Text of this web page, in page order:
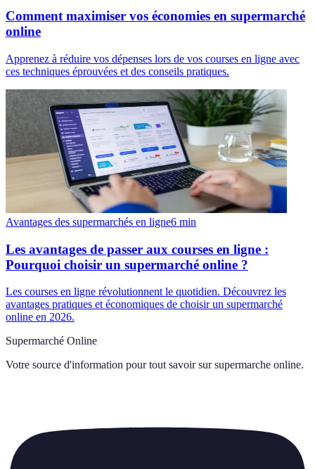
Comment maximiser vos économies en supermarché
online
Apprenez à réduire vos dépenses lors de vos courses en ligne avec
ces techniques éprouvées et des conseils pratiques.
Avantages des supermarchés en ligne6 min
Les avantages de passer aux courses en ligne :
Pourquoi choisir un supermarché online ?
Les courses en ligne révolutionnent le quotidien. Découvrez les
avantages pratiques et économiques de choisir un supermarché
online en 2026.
Supermarché Online
Votre source d'information pour tout savoir sur supermarche online.